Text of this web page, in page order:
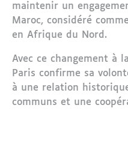
maintenir un
Maroc, considéré
en Afrique du Nord.
Avec ce changement à
Paris confirme sa
à une relation
communs et une